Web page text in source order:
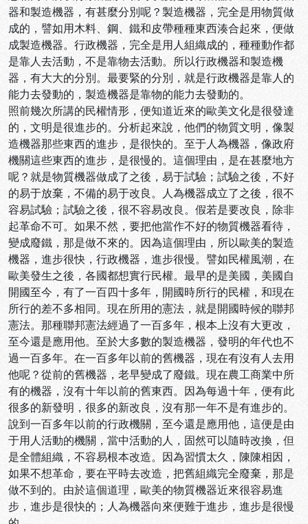
器和製造機器，有甚麼分別呢？製造機器，完全是用物質做
成的，譬如用木料、鋼、鐵和皮帶種種東西湊合起來，便做
成製造機器。行政機器，完全是用人組織成的，種種動作都
是靠人去活動，不是靠物去活動。所以行政機器和製造機
器，有大大的分別。最要緊的分別，就是行政機器是靠人的
能力去發動的，製造機器是靠物的能力去發動的。
照前幾次所講的民權情形，便知道近來的歐美文化是很發達
的，文明是很進步的。分析起來說，他們的物質文明，像製
造機器那些東西的進步，是很快的。至于人為機器，像政府
機關這些東西的進步，是很慢的。這個理由，是在甚麼地方
呢？就是物質機器做成了之後，易于試驗；試驗之後，不好
的易于放棄，不備的易于改良。人為機器成立了之後，很不
容易試驗；試驗之後，很不容易改良。假若是要改良，除非
起革命不可。如果不然，要把他當作不好的物質機器看待，
變成廢鐵，那是做不來的。因為這個理由，所以歐美的製造
機器，進步很快，行政機器，進步很慢。譬如民權風潮，在
歐美發生之後，各國都想實行民權。最早的是美國，美國自
開國至今，有了一百四十多年，開國時所行的民權，和現在
所行的差不多相同。現在所用的憲法，就是開國時候的聯邦
憲法。那種聯邦憲法經過了一百多年，根本上沒有大更改，
至今還是應用他。至於大多數的製造機器，發明的年代也不
過一百多年。在一百多年以前的舊機器，現在有沒有人去用
他呢？從前的舊機器，老早變成了廢鐵。現在農工商業中所
有的機器，沒有十年以前的舊東西。因為每過十年，便有此
很多的新發明，很多的新改良，沒有那一年不是有進步的。
說到一百多年以前的行政機關，至今還是應用他，這便是由
于用人活動的機關，當中活動的人，固然可以隨時改換，但
是全體組織，不容易根本改造。因為習慣太久，陳陳相因，
如果不想革命，要在平時去改造，把舊組織完全廢棄，那是
做不到的。由於這個道理，歐美的物質機器近來很容易進
步，進步是很快的；人為機器向來便難于進步，進步是很慢